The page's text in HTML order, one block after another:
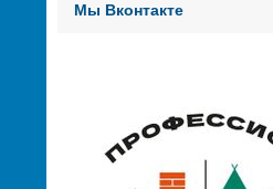
Мы Вконтакте